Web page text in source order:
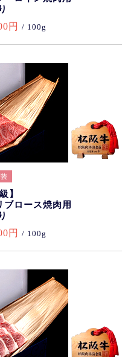
円 / 100g
】
ブロース焼肉用
円 / 100g